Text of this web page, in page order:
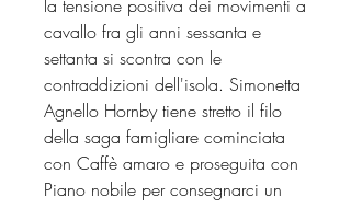
la tensione positiva dei movimenti a
cavallo fra gli anni sessanta e
settanta si scontra con le
contraddizioni dell'isola. Simonetta
Agnello Hornby tiene stretto il filo
della saga famigliare cominciata
con Caffè amaro e proseguita con
Piano nobile per consegnarci un